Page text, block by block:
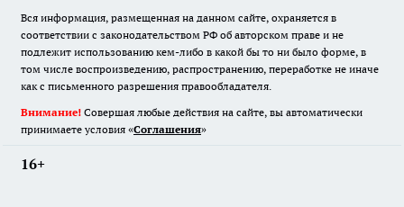
Вся информация, размещенная на данном сайте, охраняется в
соответствии с законодательством РФ об авторском праве и не
подлежит использованию кем-либо в какой бы то ни было форме, в
том числе воспроизведению, распространению, переработке не иначе
как с письменного разрешения правообладателя.
Внимание! Совершая любые действия на сайте, вы автоматически
принимаете условия «Cоглашения»
16+